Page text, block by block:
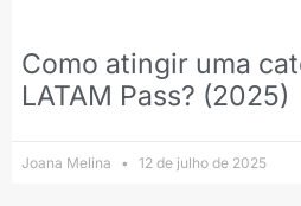
Como atingir uma
LATAM Pass? (2025)
Joana Melina 12 de julho de 2025